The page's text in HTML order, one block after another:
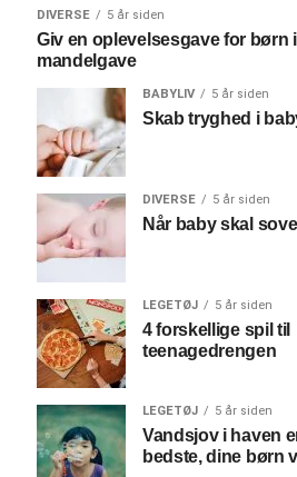
DIVERSE 5 år siden
Giv en oplevelsesgave for børn i
mandelgave
BABYLIV 5 år siden
Skab tryghed i
DIVERSE 5 år siden
Når baby skal
LEGETØJ 5 år siden
4 forskellige spil til
teenagedrengen
LEGETØJ 5 år siden
Vandsjov i haven
bedste, dine børn